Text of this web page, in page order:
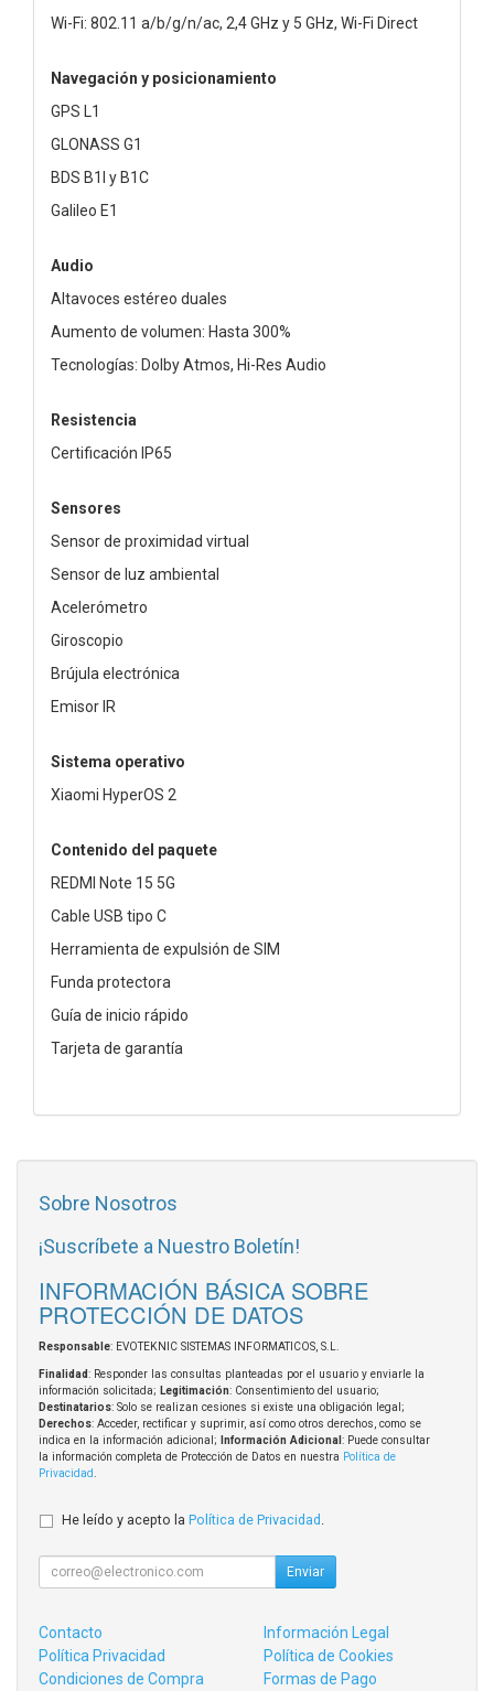
Wi-Fi: 802.11 a/b/g/n/ac, 2,4 GHz y 5 GHz, Wi-Fi Direct
Navegación y posicionamiento
GPS L1
GLONASS G1
BDS B1I y B1C
Galileo E1
Audio
Altavoces estéreo duales
Aumento de volumen: Hasta 300%
Tecnologías: Dolby Atmos, Hi-Res Audio
Resistencia
Certificación IP65
Sensores
Sensor de proximidad virtual
Sensor de luz ambiental
Acelerómetro
Giroscopio
Brújula electrónica
Emisor IR
Sistema operativo
Xiaomi HyperOS 2
Contenido del paquete
REDMI Note 15 5G
Cable USB tipo C
Herramienta de expulsión de SIM
Funda protectora
Guía de inicio rápido
Tarjeta de garantía
Sobre Nosotros
¡Suscríbete a Nuestro Boletín!
INFORMACIÓN BÁSICA SOBRE
PROTECCIÓN DE DATOS
Responsable: EVOTEKNIC SISTEMAS INFORMATICOS, S.L.
Finalidad: Responder las consultas planteadas por el usuario y enviarle la
información solicitada; Legitimación: Consentimiento del usuario;
Destinatarios: Solo se realizan cesiones si existe una obligación legal;
Derechos: Acceder, rectificar y suprimir, así como otros derechos, como se
indica en la información adicional;
Información Adicional : Puede consultar
la información completa de Protección de Datos en nuestra Política de
Privacidad
He leído y acepto la Política de Privacidad
Enviar
Contacto
Información Legal
Política Privacidad
Política de Cookies
Condiciones de Compra
Formas de Pago